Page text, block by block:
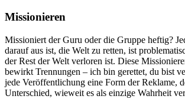
Missionieren
Missioniert der Guru oder die Gruppe heftig?
darauf aus ist, die Welt zu retten, ist
der Rest der Welt verloren ist. Diese
bewirkt Trennungen – ich bin gerettet, du bist
jede Veröffentlichung eine Form der Reklame,
Unterschied, wieweit es als einzige Wahrheit